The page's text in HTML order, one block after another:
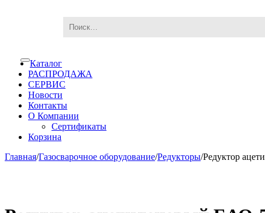
Skip
navigation
Skip
content
Toggle
navigation
Каталог
РАСПРОДАЖА
СЕРВИС
Новости
Контакты
О Компании
Сертификаты
Корзина
Главная/Газосварочное оборудование/Редукторы/Редуктор